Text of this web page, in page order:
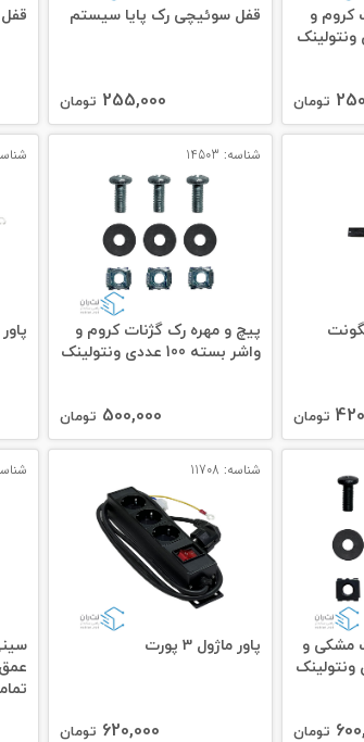
کروم و
تومان
قفل سوئیچی رک پایا سیستم
255,000 تومان
تومان
شناسه: 14503
پیچ و مهره رک گژنات کروم و
واشر بسته 100 عددی ونتولینک
500,000 تومان
شناسه:
پاور
مشکی و
تومان
شناسه: 11708
پاور ماژول 3 پورت
620,000 تومان
شناسه: